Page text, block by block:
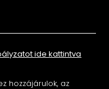
ide kattintva
hozzájárulok, az